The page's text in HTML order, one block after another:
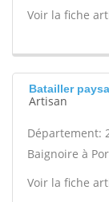
Voir la fiche
Batailler
Artisan
Département:
Baignoire à
Voir la fiche